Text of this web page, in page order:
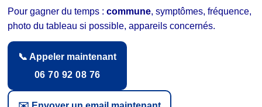
Pour gagner du temps :commune, symptômes, fréquence,
photo du tableau si possible, appareils concernés.
📞 Appeler maintenant
06 70 92 08 76